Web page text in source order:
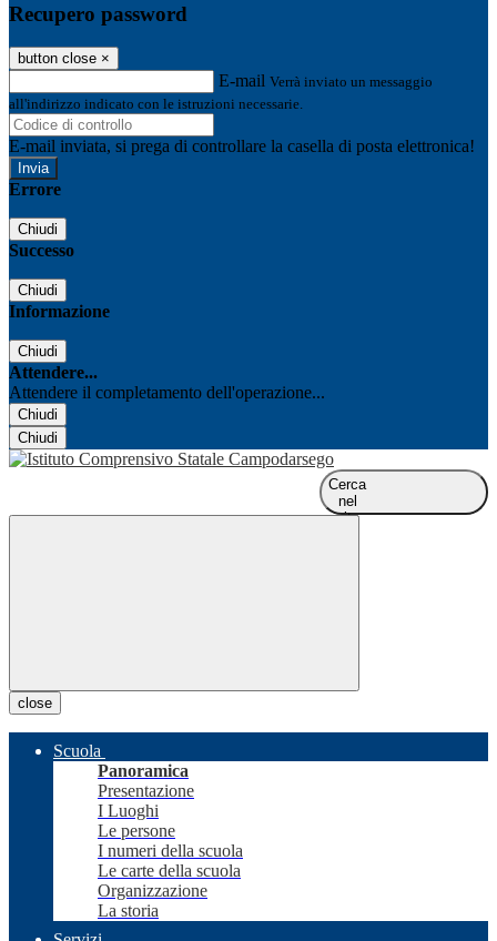
Recupero password
button close ×
E-mail Verrà inviato un messaggio
all'indirizzo indicato con le istruzioni necessarie.
E-mail inviata, si prega di controllare la casella di posta elettronica!
Errore
Chiudi
Successo
Chiudi
Informazione
Chiudi
Attendere...
Attendere il completamento dell'operazione...
Chiudi
Chiudi
Cerca
nel
sito
close
Scuola
Panoramica
Presentazione
I Luoghi
Le persone
I numeri della scuola
Le carte della scuola
Organizzazione
La storia